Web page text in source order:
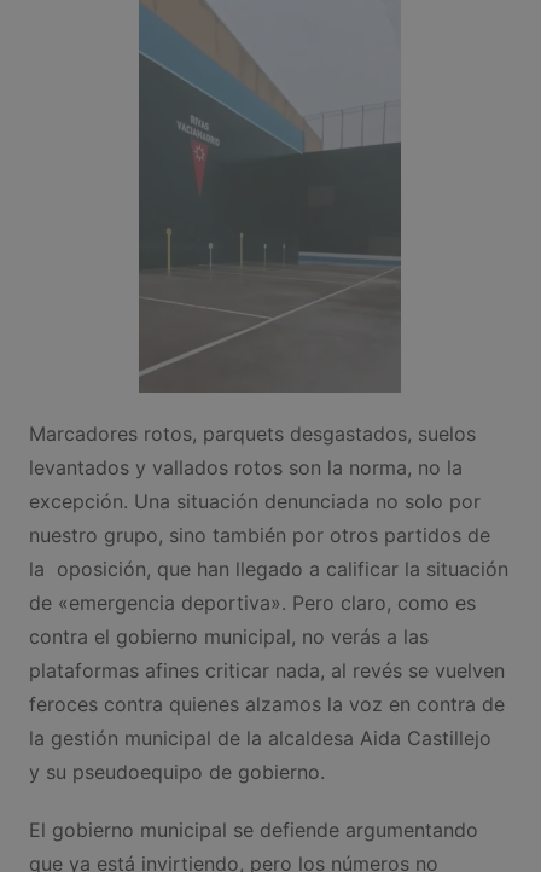
Marcadores rotos, parquets desgastados, suelos
levantados y vallados rotos son la norma, no la
excepción. Una situación denunciada no solo por
nuestro grupo, sino también por otros partidos de
la oposición, que han llegado a calificar la situación
de «emergencia deportiva». Pero claro, como es
contra el gobierno municipal, no verás a las
plataformas afines criticar nada, al revés se vuelven
feroces contra quienes alzamos la voz en contra de
la gestión municipal de la alcaldesa Aida Castillejo
y su pseudoequipo de gobierno.
El gobierno municipal se defiende argumentando
que ya está invirtiendo, pero los números no